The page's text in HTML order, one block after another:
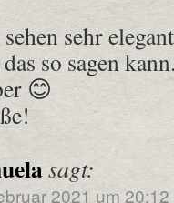
sehr
so sagen
😊
sagt:
2021 um